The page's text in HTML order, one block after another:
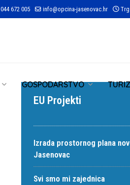
044 672 005 info@opcina-jasenovac.hr
GOSPODARSTVO
EU Projekti
Izrada prostornog plana
Jasenovac
Svi smo mi zajednica